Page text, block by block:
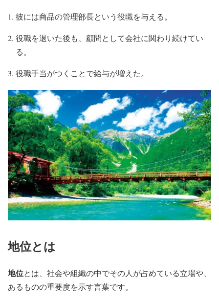
彼には商品の管理部長という役職を与える。
役職を退いた後も、顧問として会社に関わり続けてい
る。
役職手当がつくことで給与が増えた。
地位とは
地位とは、社会や組織の中でその人が占めている立場や、
あるものの重要度を示す言葉です。